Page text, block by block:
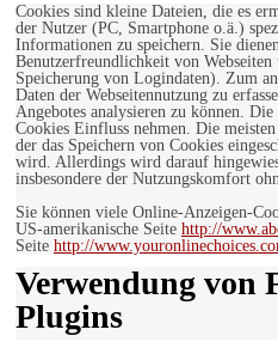
Cookies sind kleine Dateien, die es
der Nutzer (PC, Smartphone o.ä.)
Informationen zu speichern. Sie
Benutzerfreundlichkeit von
Speicherung von Logindaten). Zum
Daten der Webseitennutzung zu
Angebotes analysieren zu können.
Cookies Einfluss nehmen. Die
der das Speichern von Cookies
wird. Allerdings wird darauf
insbesondere der Nutzungskomfort
Sie können viele Online-Anzeigen-
US-amerikanische Seite http://
Seite http://
Verwendung von
Plugins